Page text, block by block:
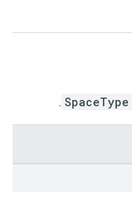
SpaceType
.